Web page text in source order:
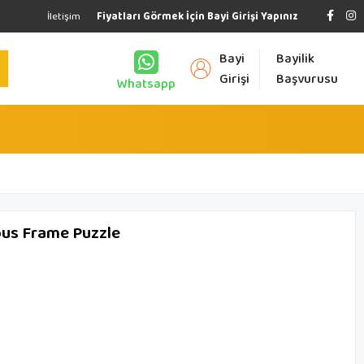
Fiyatları Görmek İçin Bayi Girişi Yapınız
İletişim
Whatsapp
Bayi
Girişi
Bayilik
Başvurusu
Frame Puzzle